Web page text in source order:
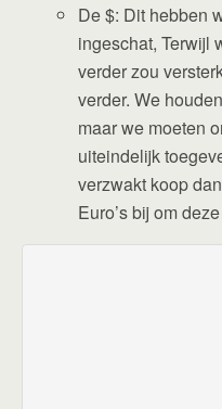
De $: Dit hebben
ingeschat, Terwijl
verder zou
verder. We
maar we moeten
uiteindelijk
verzwakt koop
Euro’s bij om